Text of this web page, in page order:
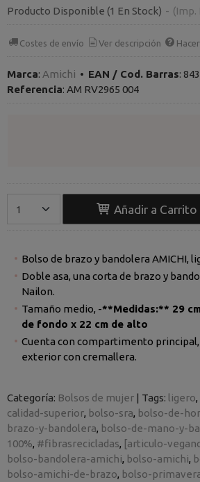
Producto Disponible (1 En Stock) - (Imp.
Costes de envío Ver descripción
Marca: Amichi • EAN / Cod. Barras:
Referencia: AM RV2965 004
Añadir a Carrito
Bolso de brazo y bandolera AMICHI,
Doble asa, una corta de brazo y
Nailon.
Tamaño medio, -**Medidas:** 29
de fondo x 22 cm de alto
Cuenta con compartimento
exterior con cremallera.
Categoría: Bolsos de mujer | Tags: ligero
calidad-superior bolso-sra bolso-de-
brazo-y-bandolera bolso-de-mano-y-
100% #fibrasrecicladas [articulo-
bolso-bandolera-amichi bolso-amichi
bolso-amichi-de-brazo bolso-